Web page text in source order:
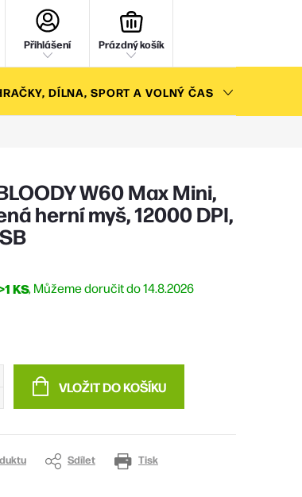
Přihlášení Prázdný košík
DÍLNA, SPORT A VOLNÝ ČAS
W60 Max Mini,
herní myš, 12000 DPI,
KS 14.8.2026
VLOŽIT DO KOŠÍKU
Tisk
Sdílet